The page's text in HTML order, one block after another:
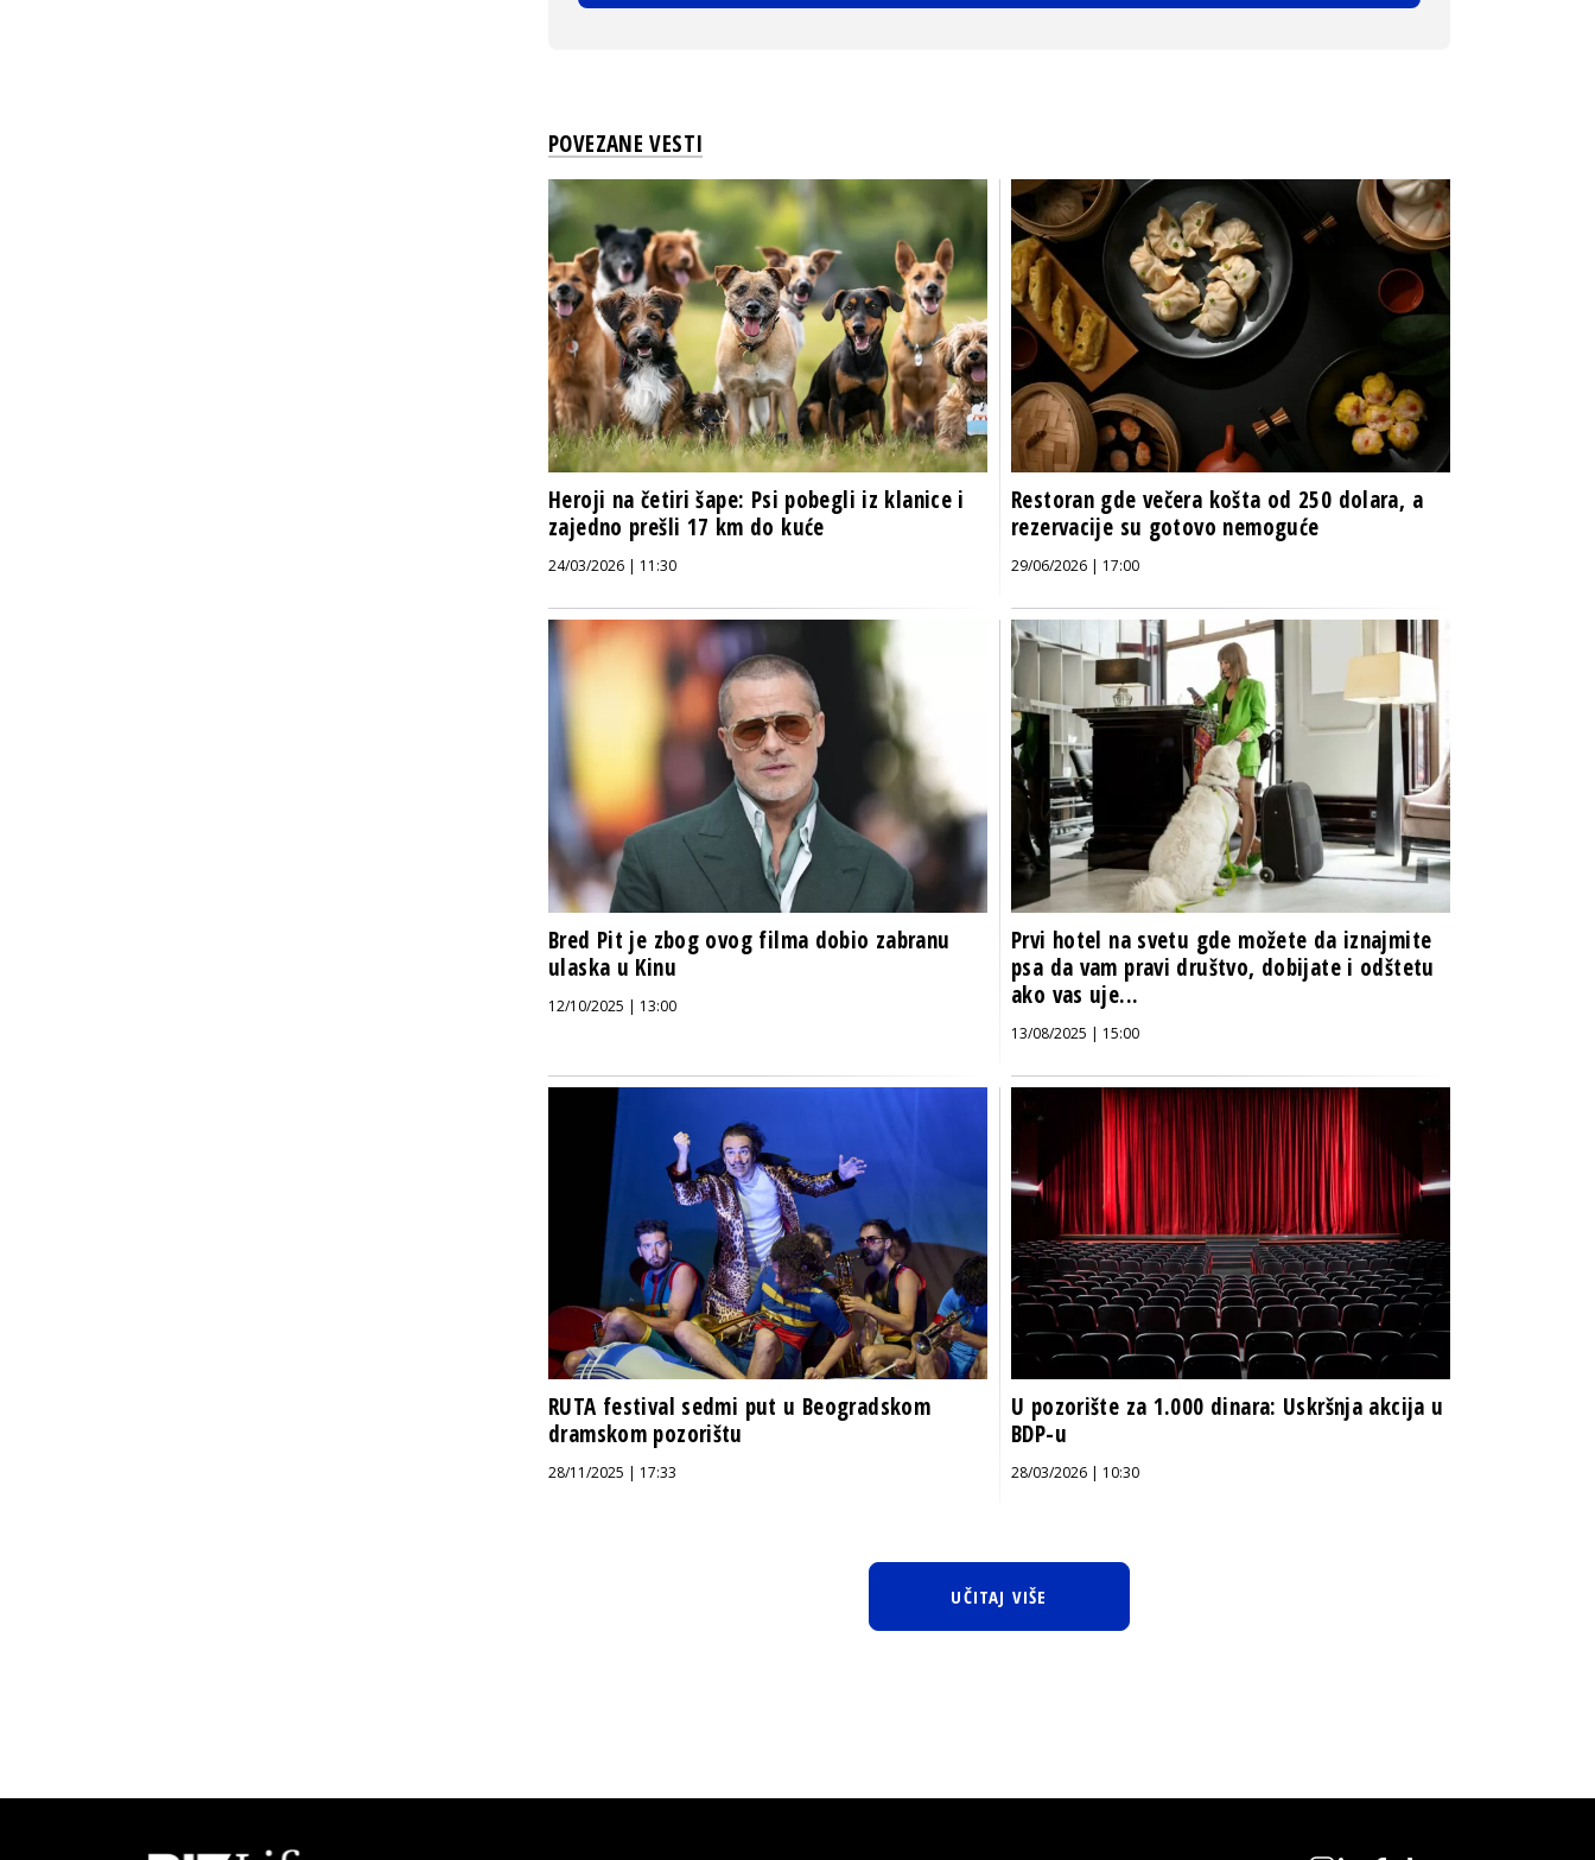
POVEZANE VESTI
Heroji na četiri šape: Psi pobegli iz klanice i
zajedno prešli 17 km do kuće
24/03/2026 | 11:30
Restoran gde večera košta od 250 dolara, a
rezervacije su gotovo nemoguće
29/06/2026 | 17:00
Bred Pit je zbog ovog filma dobio zabranu
ulaska u Kinu
12/10/2025 | 13:00
Prvi hotel na svetu gde možete da iznajmite
psa da vam pravi društvo, dobijate i odštetu
ako vas uje...
13/08/2025 | 15:00
RUTA festival sedmi put u Beogradskom
dramskom pozorištu
28/11/2025 | 17:33
U pozorište za 1.000 dinara: Uskršnja akcija u
BDP-u
28/03/2026 | 10:30
UČITAJ VIŠE